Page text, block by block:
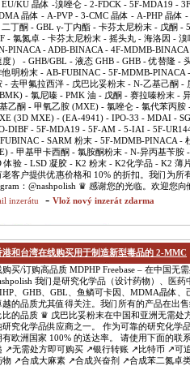
EU/KU 晶体 -溴唑仑 - 2-FDCK - 5F-MDA19 -
晶体 - A-PVP - 3-CMC 晶体 - A-PHP 晶
丁酮 - GBL γ-丁内酯 - 卡芬太尼粉末 - 戊酮 -
- 氯氮卓 - 卡芬太尼粉末 - 摇头丸 - 海洛因 -
PINACA - ADB-BINACA - 4F-MDMB-
度） - GHB/GBL - 液态 GHB - GHB - 优替隆
他明粉末 - AB-FUBINAC - 5F-MDMB-
- 去甲氟拉西泮 - 戊巴比妥粉末 - N-乙基己酮 -
- 氯尼嗪 - PMK 油 - 戊酮 - 赛拉嗪粉末 -
乙酮 - 甲氧乙胺 (MXE) - 氯唑仑 - 氯代苯丙
(3D MXE) - (EA-4941) - IPO-33 - MDAI -
DIBF - 5F-MDA19 - 5F-AM - 5-IAI - 5F-
- SARM 粉末 - 5F-MDMB-PINACA -
- 甲基甲卡西酮 - 氯胺酮粉末 - N-异丙基苄
体验 - LSD 凝胶 - K2 粉末 - K2化学品 - K2 薄
老客户提供优惠价格和 10% 的折扣。我们为所
：@nashpolish ♛ 感谢您的光临。欢迎您
inzerátu
- Vlož nový inzerát zdarma
港和台湾在线购买用于制造新型毒品的 2-MMC
购买/订购高品质 MDPHP Freebase – 在中国无
我们是研究化学品（设计药物）、医
、GHB、GBL、鱼鳞可卡因、MDMA晶体
越的品质尤其值得关注。我们所有的产品在出
比的品质 ♛ 戊巴比妥粉末在中国和亚洲无需处
研究化学品供应商之一。 作为可靠的研究化学
有欧洲国家 100% 的送达率。 请使用下面的
↗️无需处方即可购买 ↗️银行转账 ↗️比特币 ↗️可
物 ↗️合成大麻素 ↗️合成兴奋剂 ↗️合成苯二氮卓类